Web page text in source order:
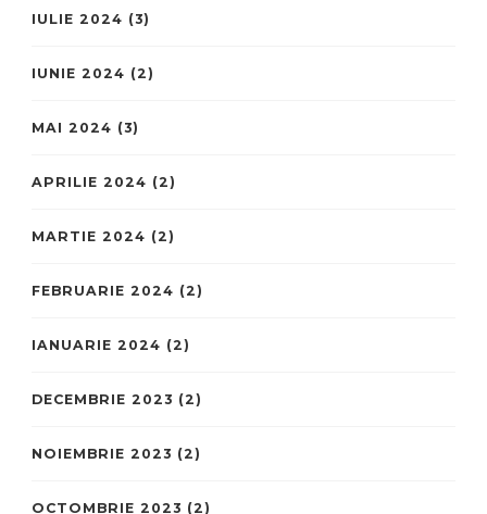
IULIE 2024 (3)
IUNIE 2024 (2)
MAI 2024 (3)
APRILIE 2024 (2)
MARTIE 2024 (2)
FEBRUARIE 2024 (2)
IANUARIE 2024 (2)
DECEMBRIE 2023 (2)
NOIEMBRIE 2023 (2)
OCTOMBRIE 2023 (2)